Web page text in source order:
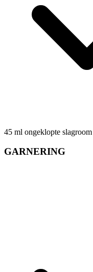
45 ml ongeklopte slagroom
GARNERING